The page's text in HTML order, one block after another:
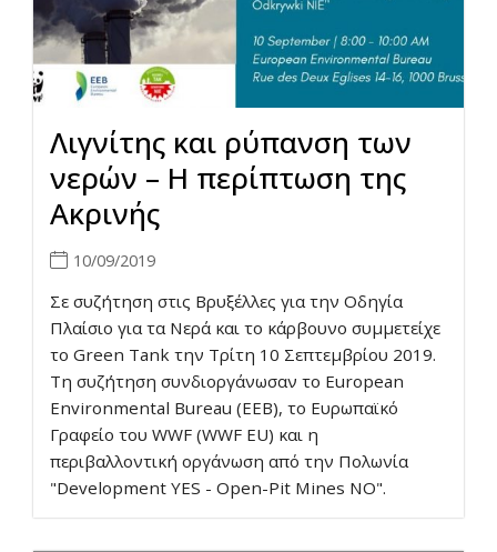
Λιγνίτης και ρύπανση των
νερών – Η περίπτωση της
Ακρινής
10/09/2019
Σε συζήτηση στις Βρυξέλλες για την Οδηγία
Πλαίσιο για τα Νερά και το κάρβουνο συμμετείχε
το Green Tank την Τρίτη 10 Σεπτεμβρίου 2019.
Τη συζήτηση συνδιοργάνωσαν το European
Environmental Bureau (EEB), το Ευρωπαϊκό
Γραφείο του WWF (WWF EU) και η
περιβαλλοντική οργάνωση από την Πολωνία
"Development YES - Open-Pit Mines NO".